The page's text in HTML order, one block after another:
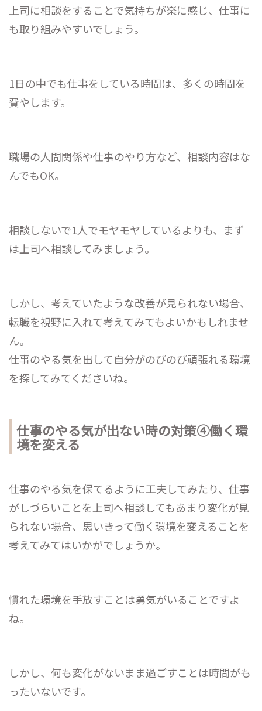
上司に相談をすることで気持ちが楽に感じ、仕事に
も取り組みやすいでしょう。
1日の中でも仕事をしている時間は、多くの時間を
費やします。
職場の人間関係や仕事のやり方など、相談内容はな
んでもOK。
相談しないで1人でモヤモヤしているよりも、まず
は上司へ相談してみましょう。
しかし、考えていたような改善が見られない場合、
転職を視野に入れて考えてみてもよいかもしれませ
ん。
仕事のやる気を出して自分がのびのび頑張れる環境
を探してみてくださいね。
仕事のやる気が出ない時の対策④働く環
境を変える
仕事のやる気を保てるように工夫してみたり、仕事
がしづらいことを上司へ相談してもあまり変化が見
られない場合、思いきって働く環境を変えることを
考えてみてはいかがでしょうか。
慣れた環境を手放すことは勇気がいることですよ
ね。
しかし、何も変化がないまま過ごすことは時間がも
ったいないです。